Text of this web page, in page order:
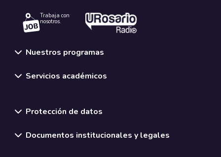
Trabaja con
nosotros.
Nuestros programas
Servicios académicos
Protección de datos
Documentos institucionales y legales